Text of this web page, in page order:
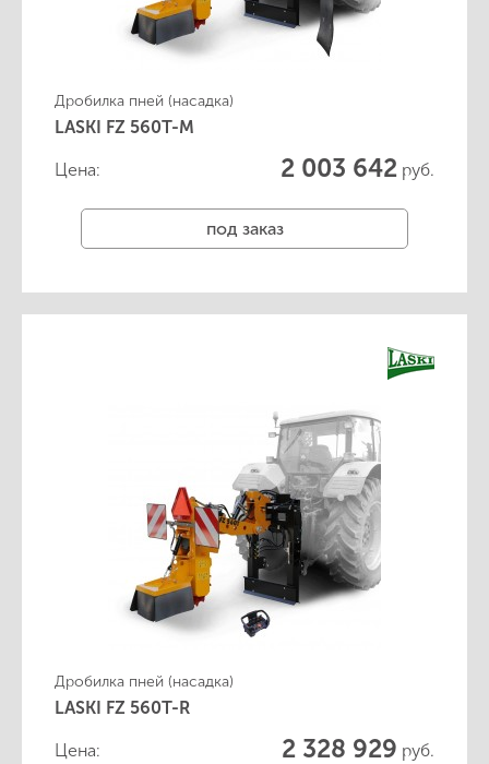
Дробилка пней (насадка)
LASKI FZ 560T-M
Цена: 2 003 642 руб.
под заказ
Дробилка пней (насадка)
LASKI FZ 560T-R
Цена: 2 328 929 руб.